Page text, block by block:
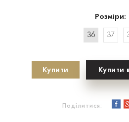
Розміри:
36 37
Купити Купити
Поділитися: